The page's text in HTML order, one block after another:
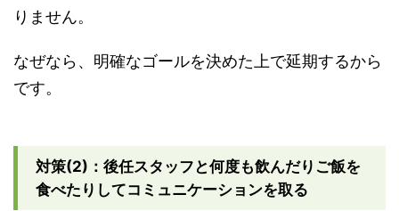
りません。
なぜなら、明確なゴールを決めた上で延期するから
です。
対策(2)：後任スタッフと何度も飲んだりご飯を
食べたりしてコミュニケーションを取る